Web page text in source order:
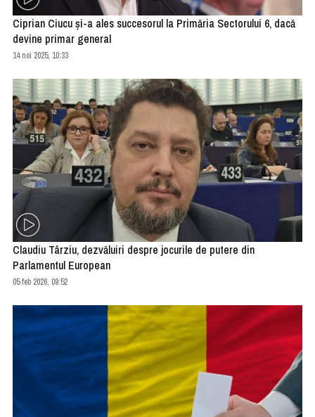
Ciprian Ciucu şi-a ales succesorul la Primăria Sectorului 6, dacă
devine primar general
14 noi 2025, 10:33
Claudiu Târziu, dezvăluiri despre jocurile de putere din
Parlamentul European
05 feb 2026, 09:52